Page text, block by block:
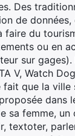
Des
de
faire du
ou en
sur
V, Watch
que la
dans
femme, un
textoter,